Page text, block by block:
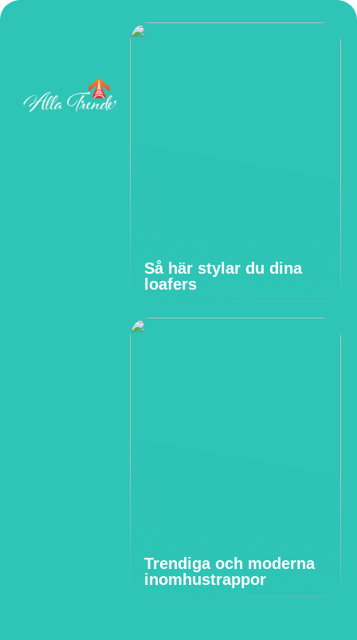
Så här stylar du dina
loafers
Trendiga och moderna
inomhustrappor